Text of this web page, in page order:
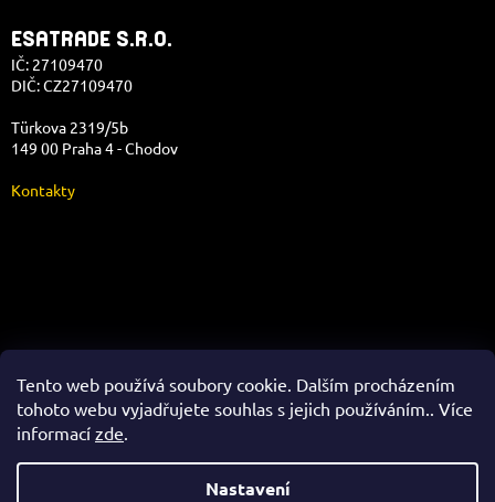
Tento web používá soubory cookie. Dalším procházením
tohoto webu vyjadřujete souhlas s jejich používáním.. Více
informací zde.
Nastavení
ESATRADE S.R.O.
IČ: 27109470
DIČ: CZ27109470
Türkova 2319/5b
149 00 Praha 4 - Chodov
Kontakty